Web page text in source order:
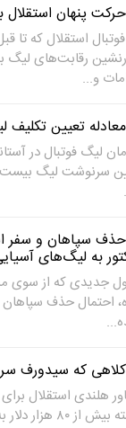
حرکت پنهان استقلال
استقلال که تا
رقابت‌های لیگ
و...
معادله تعیین تکلیف
لیگ فوتبال در
سرنوشت لیگ
حذف سپاهان و سفر
به لیگ‌های
جدیدی که از سوی
احتمال حذف سپاهان
کلاهی که سیدورف
هلندی استقلال
هزار دلار به جیب زده است.